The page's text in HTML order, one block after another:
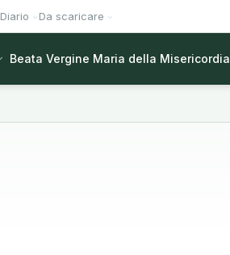
Diario Da scaricare
Beata Vergine Maria della Misericordia